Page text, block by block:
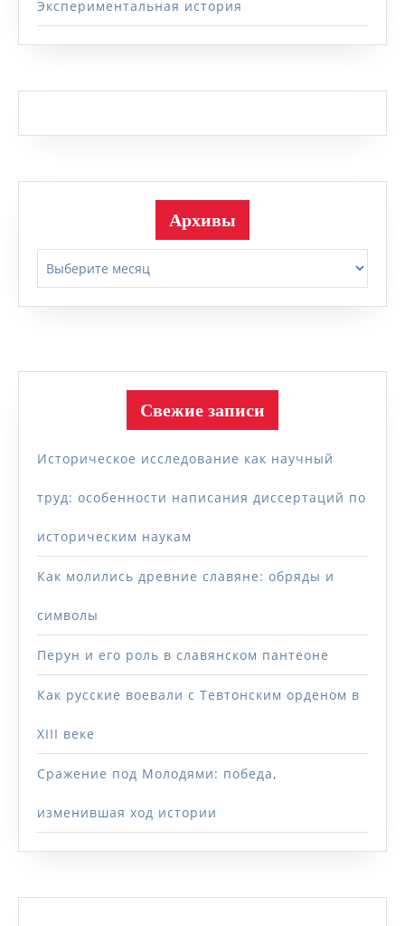
Экспериментальная история
Архивы
Свежие записи
Историческое исследование как научный
труд: особенности написания диссертаций по
историческим наукам
Как молились древние славяне: обряды и
символы
Перун и его роль в славянском пантеоне
Как русские воевали с Тевтонским орденом в
XIII веке
Сражение под Молодями: победа,
изменившая ход истории